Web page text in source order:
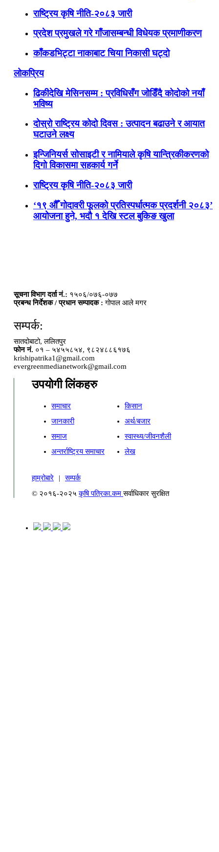
राष्ट्रिय कृषि नीति-२०८३ जारी
प्रदेश प्रमुखले गरे गाँजासम्बन्धी विधेयक प्रमाणीकरण
काँकडभिट्टा नाकाबाट चिया निकासी घट्दो
लोकप्रिय
ढिकीदेखि मेसिनसम्म : प्रविधिसँग जोडिँदै कोदोको नयाँ
भविष्य
दोस्रो राष्ट्रिय कोदो दिवस : उत्पादन बढाउने र आयात
घटाउने लक्ष्य
इन्जिनियर्स सोसाइटी र नामियाले कृषि यान्त्रिकीकरणको
दिगो विकासमा सहकार्य गर्ने
राष्ट्रिय कृषि नीति-२०८३ जारी
‘१९ औँ गोदावरी फूलको प्रतिस्पर्धात्मक प्रदर्शनी २०८३’
आयोजना हुने, भदौ १ देखि स्टल बुकिङ खुला
सूचना विभाग दर्ता नं.: १५०६/०७६-०७७
प्रबन्ध निर्देशक / प्रधान सम्पादक : गोपाल आले मगर
सम्पर्क:
सातदोबाटो, ललितपुर
फोन नं. ०१ – ५४५५८५४, ९८२४८८६१७६
krishipatrika1@gmail.com
evergreenmedianetwork@gmail.com
उपयोगी लिंकहरु
समाचार
किसान
जानकारी
अर्थ/बजार
समाज
स्वास्थ्य/जीवनशैली
अन्तर्राष्ट्रिय समाचार
लेख
हाम्रोबारे |
सम्पर्क
© २०१६-२०२५कृषि पत्रिका.कमसर्वाधिकार सुरक्षित